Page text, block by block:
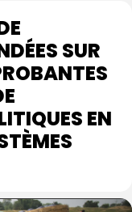
SUR
EN